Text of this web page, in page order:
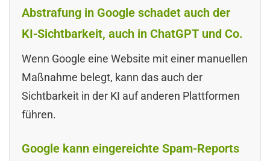
Abstrafung in Google schadet auch der
KI-Sichtbarkeit, auch in ChatGPT und Co.
Wenn Google eine Website mit einer manuellen
Maßnahme belegt, kann das auch der
Sichtbarkeit in der KI auf anderen Plattformen
führen.
Google kann eingereichte Spam-Reports